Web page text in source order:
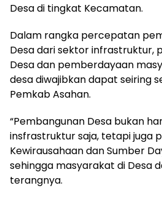
Desa di tingkat Kecamatan.
Dalam rangka percepatan
Desa dari sektor infrastruktur,
Desa dan pemberdayaan
desa diwajibkan dapat seiring
Pemkab Asahan.
“Pembangunan Desa bukan
insfrastruktur saja, tetapi juga
Kewirausahaan dan Sumber
sehingga masyarakat di Desa
terangnya.